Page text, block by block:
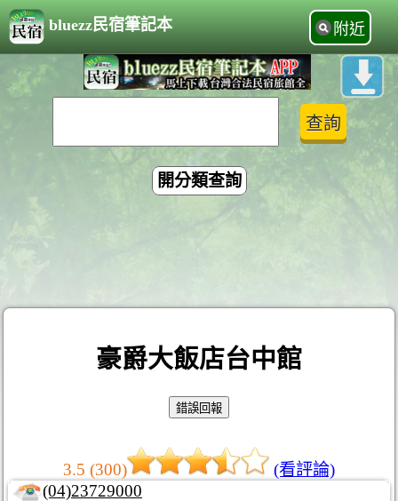
bluezz民宿筆記本 附近
開分類查詢
豪爵大飯店台中館
3.5 (300)
(看評論)
(04)23729000